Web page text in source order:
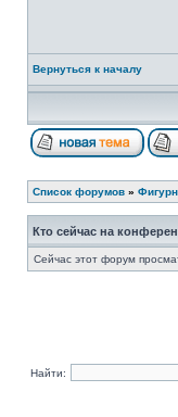
Вернуться к началу
Список форумов »
Кто сейчас на
Сейчас этот форум
Найти: